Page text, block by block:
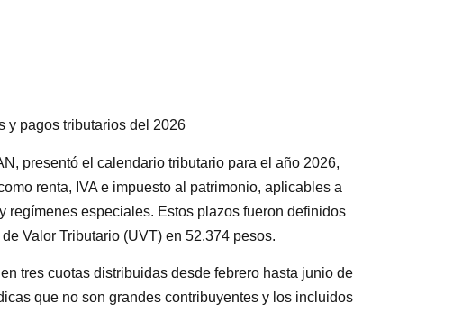
y pagos tributarios del 2026
presentó el calendario tributario para el año 2026,
renta, IVA e impuesto al patrimonio, aplicables a
regímenes especiales. Estos plazos fueron definidos
Valor Tributario (UVT) en 52.374 pesos.
tres cuotas distribuidas desde febrero hasta junio de
que no son grandes contribuyentes y los incluidos